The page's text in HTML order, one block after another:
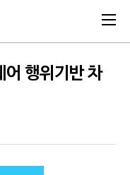
행위기반 차